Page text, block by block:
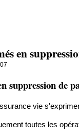
en
suppression de
vie
toutes les